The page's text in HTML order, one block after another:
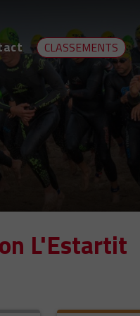
CLASSEMENTS
L'Estartit